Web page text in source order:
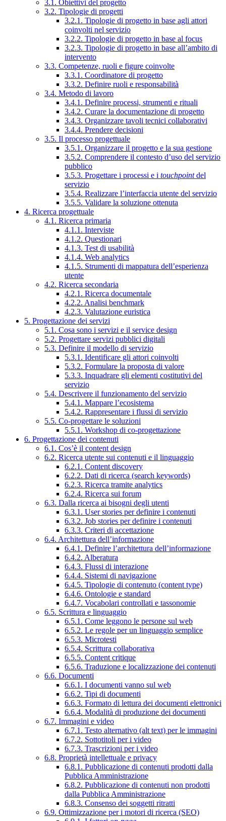
3.1. Obiettivi del progetto
3.2. Tipologie di progetti
3.2.1. Tipologie di progetto in base agli attori
coinvolti nel servizio
3.2.2. Tipologie di progetto in base al focus
3.2.3. Tipologie di progetto in base all’ambito di
intervento
3.3. Competenze, ruoli e figure coinvolte
3.3.1. Coordinatore di progetto
3.3.2. Definire ruoli e responsabilità
3.4. Metodo di lavoro
3.4.1. Definire processi, strumenti e rituali
3.4.2. Curare la documentazione di progetto
3.4.3. Organizzare tavoli tecnici collaborativi
3.4.4. Prendere decisioni
3.5. Il processo progettuale
3.5.1. Organizzare il progetto e la sua gestione
3.5.2. Comprendere il contesto d’uso del servizio
pubblico
3.5.3. Progettare i processi e i touchpointdel
servizio
3.5.4. Realizzare l’interfaccia utente del servizio
3.5.5. Validare la soluzione ottenuta
4. Ricerca progettuale
4.1. Ricerca primaria
4.1.1. Interviste
4.1.2. Questionari
4.1.3. Test di usabilità
4.1.4. Web analytics
4.1.5. Strumenti di mappatura dell’esperienza
utente
4.2. Ricerca secondaria
4.2.1. Ricerca documentale
4.2.2. Analisi benchmark
4.2.3. Valutazione euristica
5. Progettazione dei servizi
5.1. Cosa sono i servizi e il service design
5.2. Progettare servizi pubblici digitali
5.3. Definire il modello di servizio
5.3.1. Identificare gli attori coinvolti
5.3.2. Formulare la proposta di valore
5.3.3. Inquadrare gli elementi costitutivi del
servizio
5.4. Descrivere il funzionamento del servizio
5.4.1. Mappare l’ecosistema
5.4.2. Rappresentare i flussi di servizio
5.5. Co-progettare le soluzioni
5.5.1. Workshop di co-progettazione
6. Progettazione dei contenuti
6.1. Cos’è il content design
6.2. Ricerca utente sui contenuti e il linguaggio
6.2.1. Content discovery
6.2.2. Dati di ricerca (search keywords)
6.2.3. Ricerca tramite analytics
6.2.4. Ricerca sui forum
6.3. Dalla ricerca ai bisogni degli utenti
6.3.1. User stories per definire i contenuti
6.3.2. Job stories per definire i contenuti
6.3.3. Criteri di accettazione
6.4. Architettura dell’informazione
6.4.1. Definire l’architettura dell’informazione
6.4.2. Alberatura
6.4.3. Flussi di interazione
6.4.4. Sistemi di navigazione
6.4.5. Tipologie di contenuto (content type)
6.4.6. Ontologie e standard
6.4.7. Vocabolari controllati e tassonomie
6.5. Scrittura e linguaggio
6.5.1. Come leggono le persone sul web
6.5.2. Le regole per un linguaggio semplice
6.5.3. Microtesti
6.5.4. Scrittura collaborativa
6.5.5. Content critique
6.5.6. Traduzione e localizzazione dei contenuti
6.6. Documenti
6.6.1. I documenti vanno sul web
6.6.2. Tipi di documenti
6.6.3. Formato di lettura dei documenti elettronici
6.6.4. Modalità di produzione dei documenti
6.7. Immagini e video
6.7.1. Testo alternativo (alt text) per le immagini
6.7.2. Sottotitoli per i video
6.7.3. Trascrizioni per i video
6.8. Proprietà intellettuale e privacy
6.8.1. Pubblicazione di contenuti prodotti dalla
Pubblica Amministrazione
6.8.2. Pubblicazione di contenuti non prodotti
dalla Pubblica Amministrazione
6.8.3. Consenso dei soggetti ritratti
6.9. Ottimizzazione per i motori di ricerca (SEO)